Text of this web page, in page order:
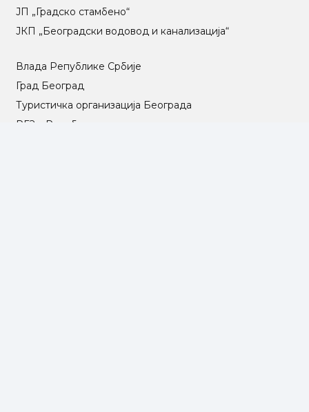
ЈП „Градско стамбено“
ЈКП „Београдски водовод и канализација“
Влада Републике Србије
Град Београд
Туристичка организација Београда
РГЗ – Републички геодетски завод